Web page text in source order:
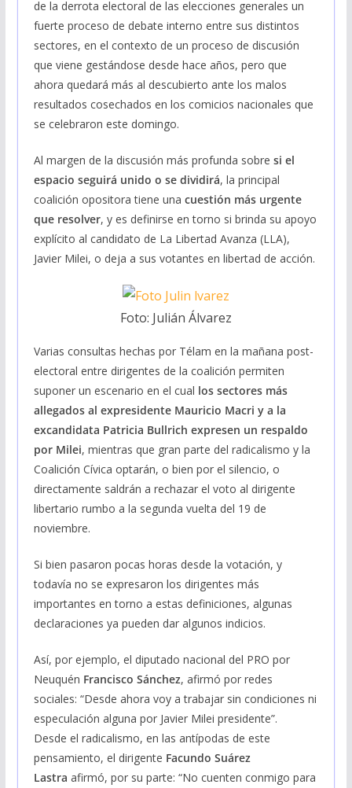
de la derrota electoral de las elecciones generales un
fuerte proceso de debate interno entre sus distintos
sectores, en el contexto de un proceso de discusión
que viene gestándose desde hace años, pero que
ahora quedará más al descubierto ante los malos
resultados cosechados en los comicios nacionales que
se celebraron este domingo.
Al margen de la discusión más profunda sobre si el
espacio seguirá unido o se dividirá, la principal
coalición opositora tiene una cuestión más urgente
que resolver, y es definirse en torno si brinda su apoyo
explícito al candidato de La Libertad Avanza (LLA),
Javier Milei, o deja a sus votantes en libertad de acción.
Foto: Julián Álvarez
Varias consultas hechas por Télam en la mañana post-
electoral entre dirigentes de la coalición permiten
suponer un escenario en el cual los sectores más
allegados al expresidente Mauricio Macri y a la
excandidata Patricia Bullrich expresen un respaldo
por Milei, mientras que gran parte del radicalismo y la
Coalición Cívica optarán, o bien por el silencio, o
directamente saldrán a rechazar el voto al dirigente
libertario rumbo a la segunda vuelta del 19 de
noviembre.
Si bien pasaron pocas horas desde la votación, y
todavía no se expresaron los dirigentes más
importantes en torno a estas definiciones, algunas
declaraciones ya pueden dar algunos indicios.
Así, por ejemplo, el diputado nacional del PRO por
Neuquén Francisco Sánchez, afirmó por redes
sociales: “Desde ahora voy a trabajar sin condiciones ni
especulación alguna por Javier Milei presidente”.
Desde el radicalismo, en las antípodas de este
pensamiento, el dirigente Facundo Suárez
Lastra afirmó, por su parte: “No cuenten conmigo para